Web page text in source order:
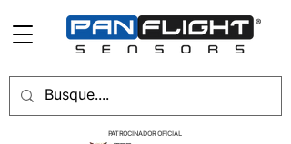
PATROCINADOR OFICIAL